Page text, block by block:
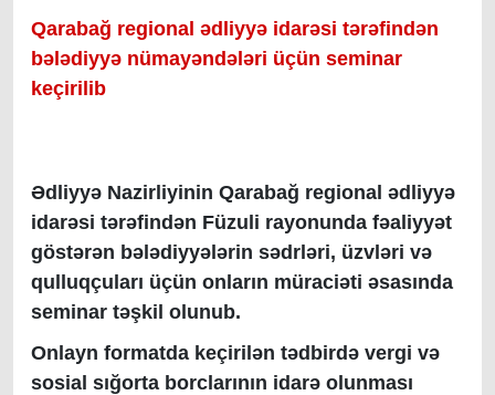
Qarabağ regional ədliyyə idarəsi tərəfindən
bələdiyyə nümayəndələri üçün seminar
keçirilib
Ədliyyə Nazirliyinin Qarabağ regional ədliyyə
idarəsi tərəfindən Füzuli rayonunda fəaliyyət
göstərən bələdiyyələrin sədrləri, üzvləri və
qulluqçuları üçün onların müraciəti əsasında
seminar təşkil olunub.
Onlayn formatda keçirilən tədbirdə vergi və
sosial sığorta borclarının idarə olunması